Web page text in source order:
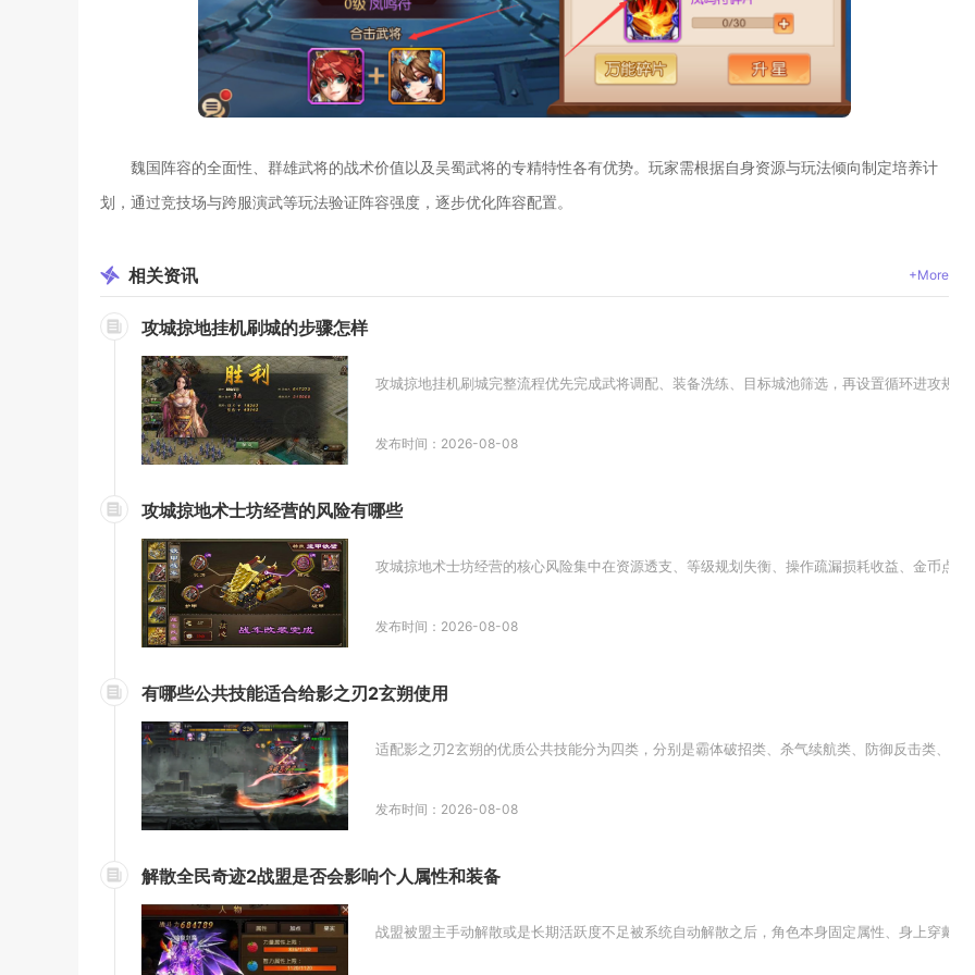
魏国阵容的全面性、群雄武将的战术价值以及吴蜀武将的专精特性各有优势。玩家需根据自身资源与玩法倾向制定培养计
划，通过竞技场与跨服演武等玩法验证阵容强度，逐步优化阵容配置。
相关资讯 +More
攻城掠地挂机刷城的步骤怎样
攻城掠地挂机刷城完整流程优先完成武将调配、装备洗练、目标城池筛选，再设置循环进攻规则
发布时间：2026-08-08
攻城掠地术士坊经营的风险有哪些
攻城掠地术士坊经营的核心风险集中在资源透支、等级规划失衡、操作疏漏损耗收益、金币点券
发布时间：2026-08-08
有哪些公共技能适合给影之刃2玄朔使用
适配影之刃2玄朔的优质公共技能分为四类，分别是霸体破招类、杀气续航类、防御反击类、残
发布时间：2026-08-08
解散全民奇迹2战盟是否会影响个人属性和装备
战盟被盟主手动解散或是长期活跃度不足被系统自动解散之后，角色本身固定属性、身上穿戴以